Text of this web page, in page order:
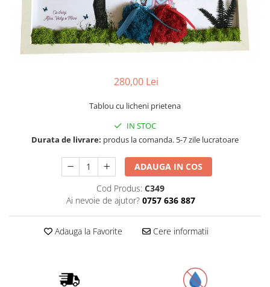
Tablou licheni pentru Barbati
Tablouri 40/30
Tablouri cu licheni pe canvas
Tablouri cu licheni pentru Nasi si
280,00 Lei
Tablou cu licheni prietena
IN STOC
Durata de livrare: produs la comanda. 5-7 zile lucratoare
ADAUGA IN COS
Cod Produs: C349
Ai nevoie de ajutor? 0757 636 887
Adauga la Favorite Cere informatii